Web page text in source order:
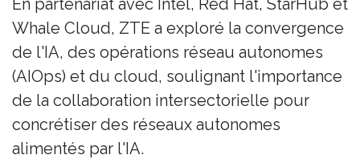
En partenariat avec Intel, Red Hat, StarHub et
Whale Cloud, ZTE a exploré la convergence
de l'IA, des opérations réseau autonomes
(AIOps) et du cloud, soulignant l'importance
de la collaboration intersectorielle pour
concrétiser des réseaux autonomes
alimentés par l'IA.